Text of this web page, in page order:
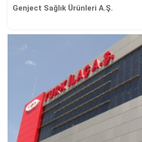
Genject Sağlık Ürünleri A.Ş.